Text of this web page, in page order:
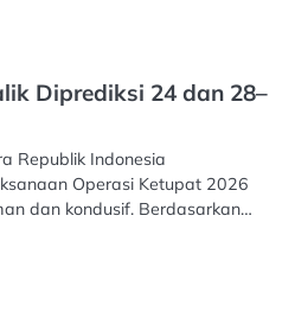
Diprediksi 24 dan 28–
Republik Indonesia
Operasi Ketupat 2026
dan kondusif. Berdasarkan…